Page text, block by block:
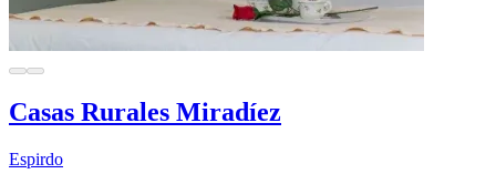
Casas Rurales Miradíez
Espirdo